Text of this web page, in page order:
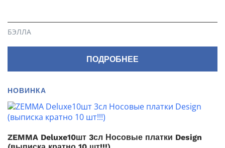
БЭЛЛА
ПОДРОБНЕЕ
НОВИНКА
ZEMMA Deluxe10шт 3сл Носовые платки Design